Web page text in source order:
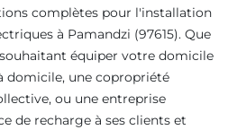
complètes pour l'installation
à Pamandzi (97615). Que
équiper votre domicile
domicile, une copropriété
ou une entreprise
de recharge à ses clients et